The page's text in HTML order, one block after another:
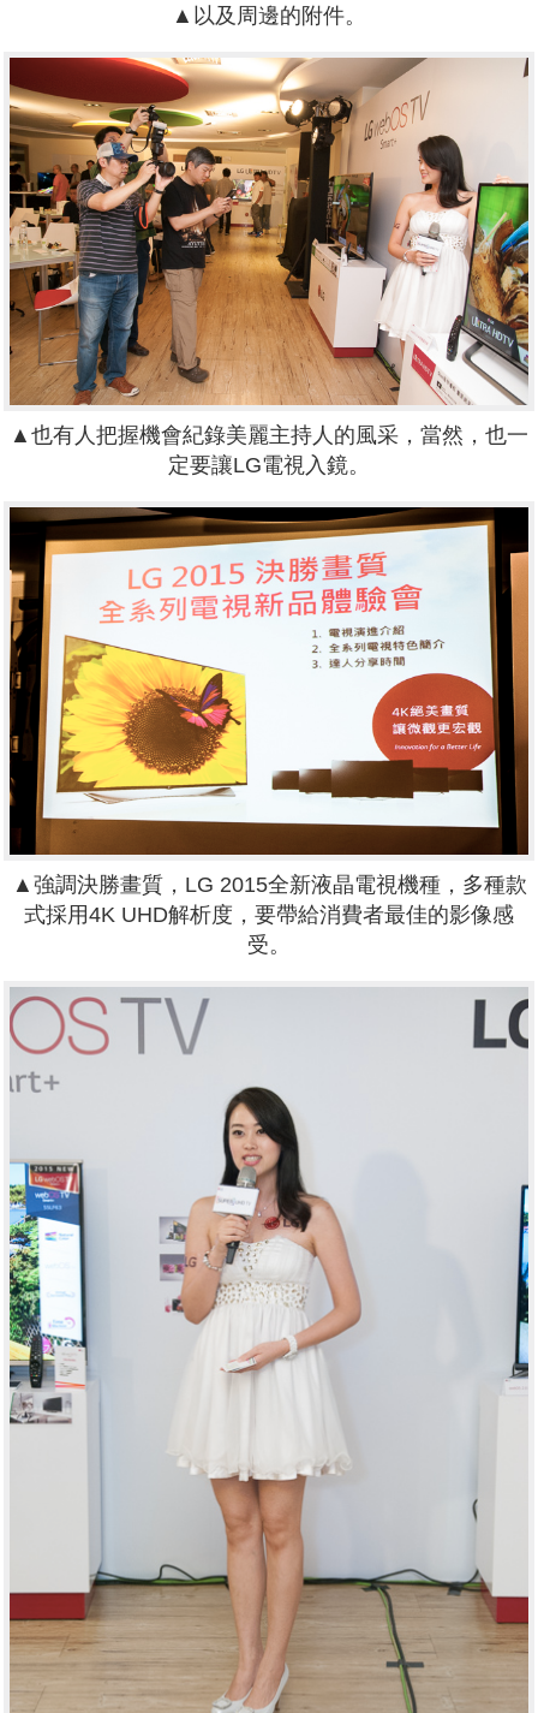
▲以及周邊的附件。
▲也有人把握機會紀錄美麗主持人的風采，當然，也一
定要讓LG電視入鏡。
▲強調決勝畫質，LG 2015全新液晶電視機種，多種款
式採用4K UHD解析度，要帶給消費者最佳的影像感
受。